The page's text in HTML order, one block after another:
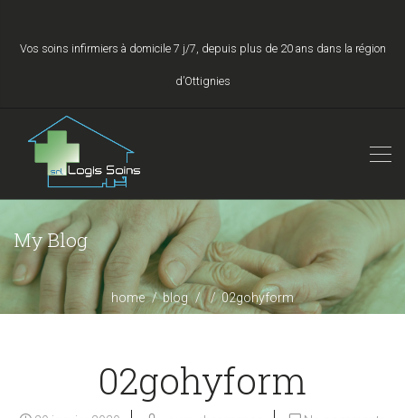
Vos soins infirmiers à domicile 7 j/7, depuis plus de 20 ans dans la région
d’Ottignies
My Blog
home blog 02gohyform
02gohyform